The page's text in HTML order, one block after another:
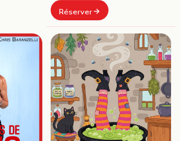
Réserver